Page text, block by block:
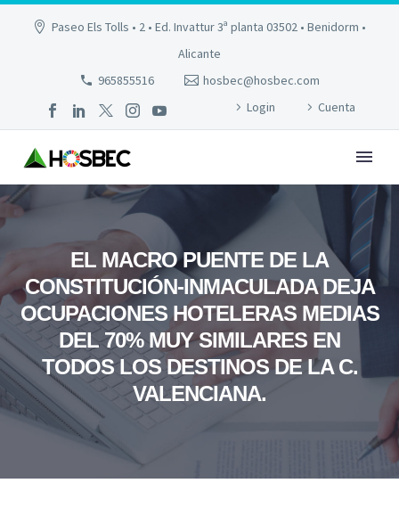
Paseo Els Tolls • 2 • Ed. Invattur 3ª planta 03502 • Benidorm •
Alicante
965855516
hosbec@hosbec.com
Login
Cuenta
EL MACRO PUENTE DE LA
CONSTITUCIÓN-INMACULADA DEJA
OCUPACIONES HOTELERAS MEDIAS
DEL 70% MUY SIMILARES EN
TODOS LOS DESTINOS DE LA C.
VALENCIANA.